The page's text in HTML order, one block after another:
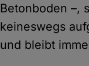
Betonboden –,
keineswegs
und bleibt